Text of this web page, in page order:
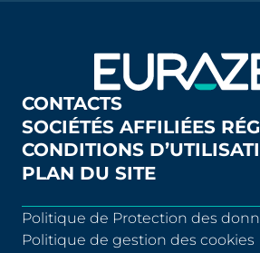
CONTACTS
SOCIÉTÉS AFFILIÉES
CONDITIONS
PLAN DU SITE
Politique de Protection des
Politique de gestion des cookies